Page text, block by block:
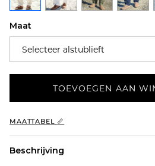
Maat
Selecteer alstublieft
TOEVOEGEN AAN
MAATTABEL 📏
Beschrijving